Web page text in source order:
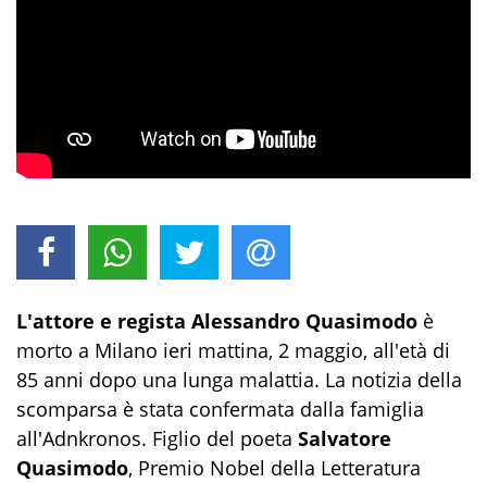
L'attore e regista Alessandro Quasimodo è
morto a Milano ieri mattina, 2 maggio, all'età di
85 anni dopo una lunga malattia. La notizia della
scomparsa è stata confermata dalla famiglia
all'Adnkronos. Figlio del poeta Salvatore
Quasimodo, Premio Nobel della Letteratura